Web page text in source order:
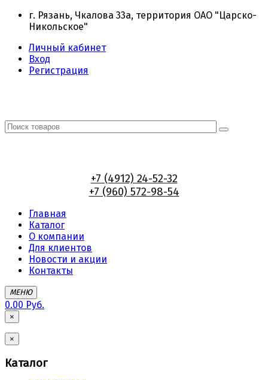
г. Рязань, Чкалова 33а, территория ОАО "Царско-
Никольское"
Личный кабинет
Вход
Регистрация
+7 (4912) 24-52-32
+7 (960) 572-98-54
Главная
Каталог
О компании
Для клиентов
Новости и акции
Контакты
МЕНЮ
0.00 Руб.
×
×
Каталог